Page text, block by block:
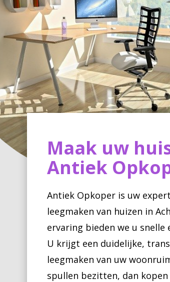
Maak uw
Antiek
Antiek Opkoper is uw
leegmaken van huizen in
ervaring bieden we u
U krijgt een duidelijke,
leegmaken van uw
spullen bezitten, dan kopen